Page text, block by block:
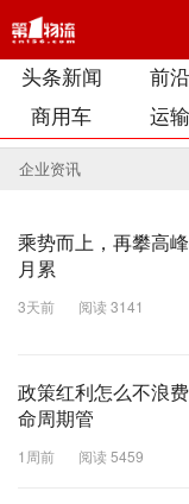
头条新闻 前
商用车
运
企业资讯
乘势而上，再攀高
月累
3天前 阅读 3141
政策红利怎么不浪
命周期管
1周前 阅读 5459